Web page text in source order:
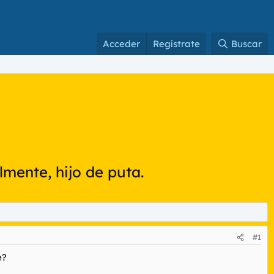
Acceder Regístrate Buscar
hijo de puta.
#1